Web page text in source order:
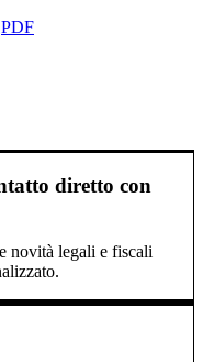
PDF
diretto con
novità legali e fiscali